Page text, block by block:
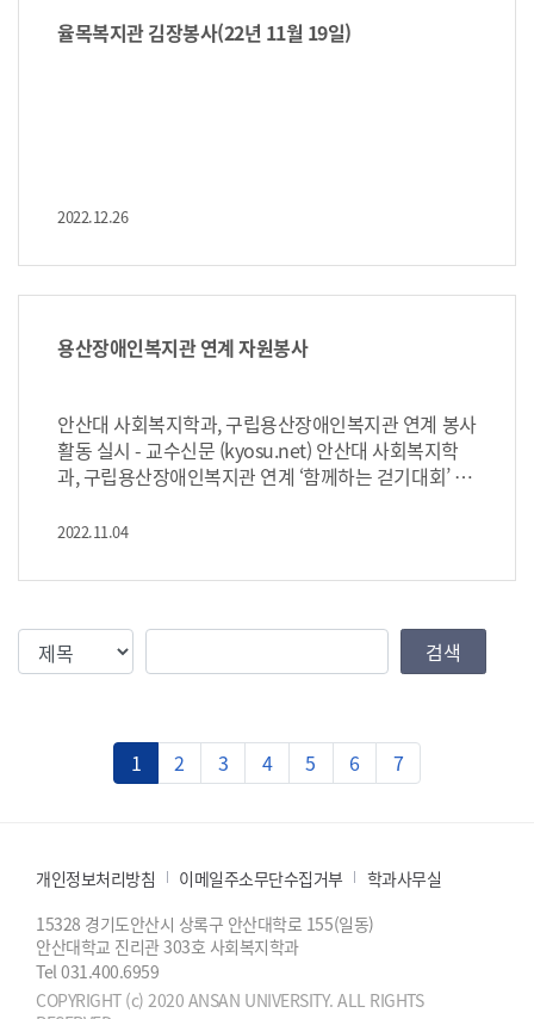
신과 같은 처지에 있는 사람들을 도와 사회로부터 받은
대학교 사회복지학과는 3년제 전문학사과정과 1년제
위, 사회복지사, 보육교사, 청소년지도사 등의 국가 자격
증 취득이 가능하다.
심의 학습 대신, 학생 중심의 자기주도학습 활동으로 3
는 지식, 기술, 태도가 가득한 또 다른 강의실이므로, 현
운영하기로 했다.”라고 전했다. 한편 안산대학교 사회복
지학과는 3년제 일반과정과 1년제 전공심화 과정으로
율목복지관 김장봉사(22년 11월 19일)
2022.12.26
용산장애인복지관 연계 자원봉사
안산대 사회복지학과, 구립용산장애인복지관 연계 봉사
활동 실시 - 교수신문 (kyosu.net) 안산대 사회복지학
과, 구립용산장애인복지관 연계 ‘함께하는 걷기대회’ 봉
2022.11.04
검색조건 검색값 검색
1 2 3 4 5 6 7
개인정보처리방침 이메일주소무단수집거부
학과사무실
15328 경기도안산시 상록구 안산대학로 155(일동)
안산대학교 진리관 303호 사회복지학과
Tel 031.400.6959
COPYRIGHT (c) 2020 ANSAN UNIVERSITY. ALL RIGHTS